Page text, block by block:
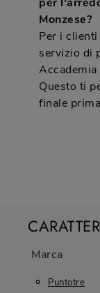
Monzese?
Per i
servizio di
Questo ti
finale
Marca
Puntotre